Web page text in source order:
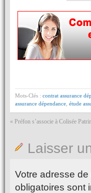
Mots-Clés : contrat assurance
assurance dépendance étude
« Préfon s’associe à Colisée
Laisser
Votre adresse
obligatoires sont